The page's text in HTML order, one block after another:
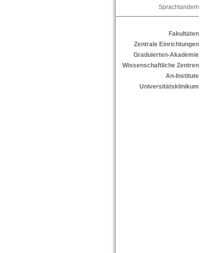
Sprachtandem
Fakultäten
Zentrale Einrichtungen
Graduierten-Akademie
Wissenschaftliche Zentren
An-Institute
Universitätsklinikum